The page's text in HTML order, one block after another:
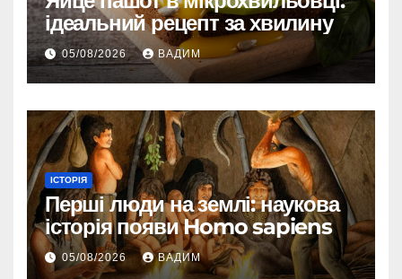
ідеальний рецепт за хвилину
05/08/2026 ВАДИМ
ІСТОРІЯ
Перші люди на землі: наукова
історія появи Homo sapiens
05/08/2026 ВАДИМ